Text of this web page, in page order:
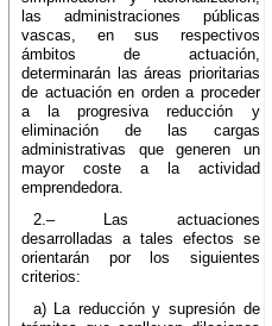
las administraciones públicas
vascas, en sus respectivos
ámbitos de actuación,
determinarán las áreas prioritarias
de actuación en orden a proceder
a la progresiva reducción y
eliminación de las cargas
administrativas que generen un
mayor coste a la actividad
emprendedora.
2.– Las actuaciones
desarrolladas a tales efectos se
orientarán por los siguientes
criterios:
a) La reducción y supresión de